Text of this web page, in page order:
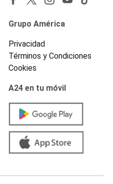
Grupo América
Privacidad
Términos y Condiciones
Cookies
A24 en tu móvil